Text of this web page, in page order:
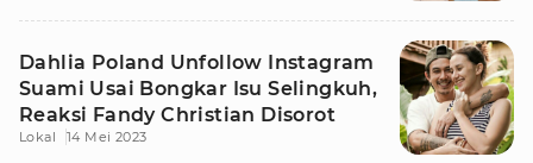
Dahlia Poland Unfollow Instagram
Suami Usai Bongkar Isu Selingkuh,
Reaksi Fandy Christian Disorot
Lokal 14 Mei 2023